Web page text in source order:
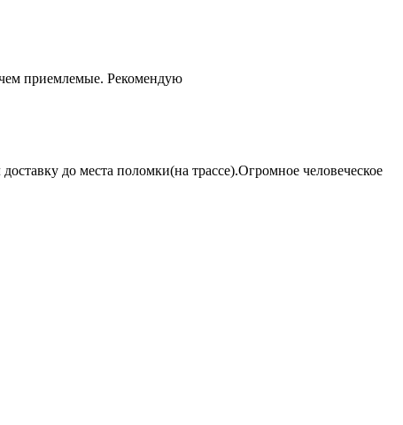
приемлемые. Рекомендую
до места поломки(на трассе).Огромное человеческое